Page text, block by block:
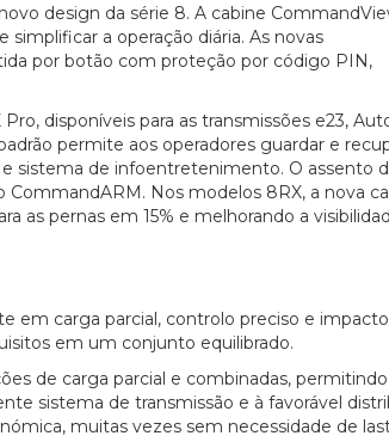
design da série 8. A cabine
a operação diária. As novas
por botão com proteção por código PIN,
disponíveis para as transmissões e23,
permite aos operadores guardar e
sistema de infoentretenimento. O assento
Nos modelos 8RX, a nova
as pernas em 15% e melhorando a
em carga parcial, controlo preciso e impacto
em um conjunto equilibrado.
de carga parcial e combinadas,
sistema de transmissão e à favorável
muitas vezes sem necessidade de